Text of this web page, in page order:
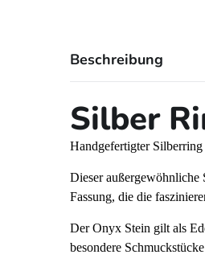
Beschreibung
Silber
Handgefertigter
Dieser
Fassung, die die
Der Onyx Stein gilt als
besondere